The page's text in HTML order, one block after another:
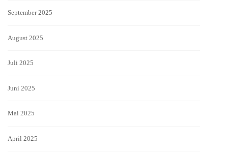
September 2025
August 2025
Juli 2025
Juni 2025
Mai 2025
April 2025